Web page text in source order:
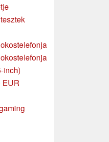
inch)
EUR